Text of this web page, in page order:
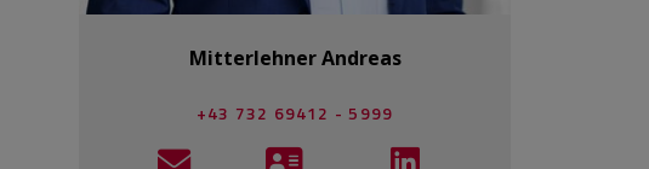
Mitterlehner Andreas
+43 732 69412 - 5999